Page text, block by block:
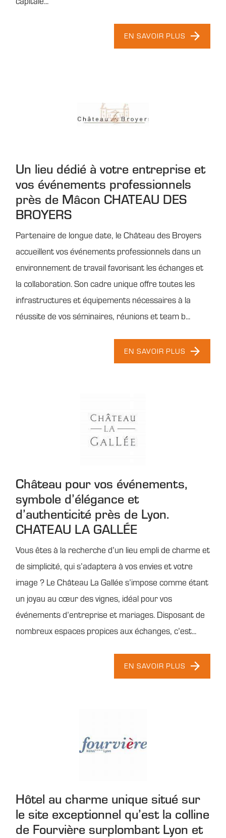
EN SAVOIR PLUS
Un lieu dédié à votre entreprise et
vos événements professionnels
près de Mâcon CHATEAU DES
BROYERS
Partenaire de longue date, le Château des Broyers
accueillent vos événements professionnels dans un
environnement de travail favorisant les échanges et
la collaboration. Son cadre unique offre toutes les
infrastructures et équipements nécessaires à la
réussite de vos séminaires, réunions et team b...
EN SAVOIR PLUS
Château pour vos événements,
symbole d’élégance et
d’authenticité près de Lyon.
CHATEAU LA GALLÉE
Vous êtes à la recherche d’un lieu empli de charme et
de simplicité, qui s’adaptera à vos envies et votre
image ? Le Château La Gallée s’impose comme étant
un joyau au cœur des vignes, idéal pour vos
événements d’entreprise et mariages. Disposant de
nombreux espaces propices aux échanges, c’est...
EN SAVOIR PLUS
Hôtel au charme unique situé sur
le site exceptionnel qu’est la colline
de Fourvière surplombant Lyon et